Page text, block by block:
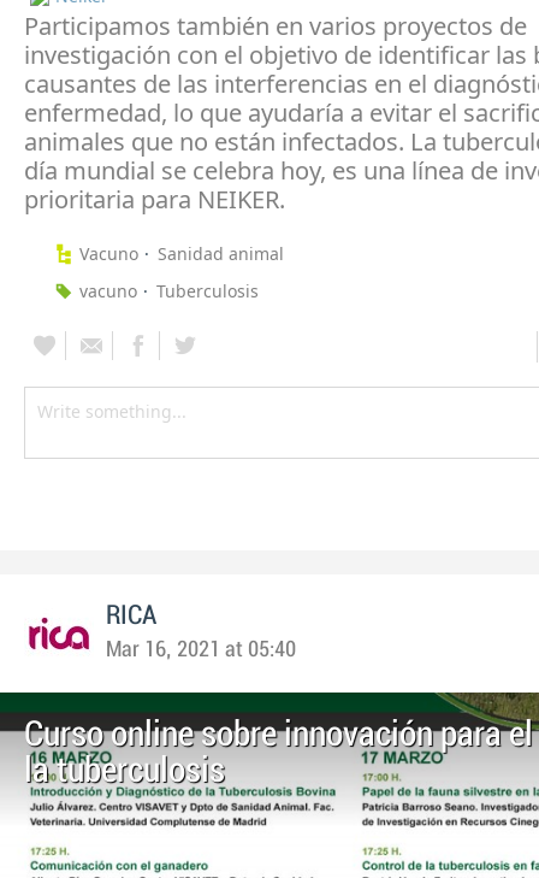
Participamos también en varios proyectos de
investigación con el objetivo de identificar las
causantes de las interferencias en el
enfermedad, lo que ayudaría a evitar el
animales que no están infectados. La
día mundial se celebra hoy, es una línea de
prioritaria para NEIKER.
Vacuno
Sanidad animal
vacuno
Tuberculosis
RICA
Mar 16, 2021 at 05:40
Curso online sobre innovación para
la tuberculosis